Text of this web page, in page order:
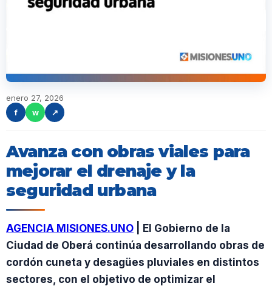
enero 27, 2026
f
w ↗
Avanza con obras viales para
mejorar el drenaje y la
seguridad urbana
AGENCIA MISIONES.UNO | El Gobierno de la
Ciudad de Oberá continúa desarrollando obras de
cordón cuneta y desagües pluviales en distintos
sectores, con el objetivo de optimizar el